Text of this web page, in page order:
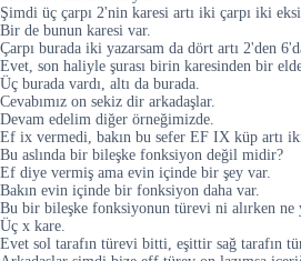
Şimdi üç çarpı 2'nin karesi artı iki çarpı iki
Bir de bunun karesi var.
Çarpı burada iki yazarsam da dört artı 2'den
Evet, son haliyle şurası birin karesinden bir
Üç burada vardı, altı da burada.
Cevabımız on sekiz dir arkadaşlar.
Devam edelim diğer örneğimizde.
Ef ix vermedi, bakın bu sefer EF IX küp artı
Bu aslında bir bileşke fonksiyon değil midir?
Ef diye vermiş ama evin içinde bir şey var.
Bakın evin içinde bir fonksiyon daha var.
Bu bir bileşke fonksiyonun türevi ni alırken
Üç x kare.
Evet sol tarafın türevi bitti, eşittir sağ tarafın